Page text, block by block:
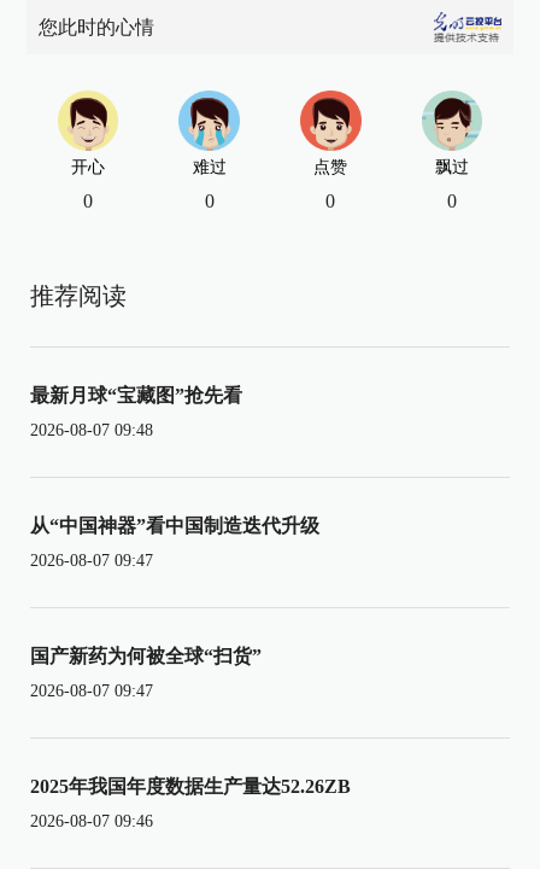
您此时的心情
开心
0
难过
0
点赞
0
飘过
0
推荐阅读
最新月球“宝藏图”抢先看
2026-08-07 09:48
从“中国神器”看中国制造迭代升级
2026-08-07 09:47
国产新药为何被全球“扫货”
2026-08-07 09:47
2025年我国年度数据生产量达52.26ZB
2026-08-07 09:46